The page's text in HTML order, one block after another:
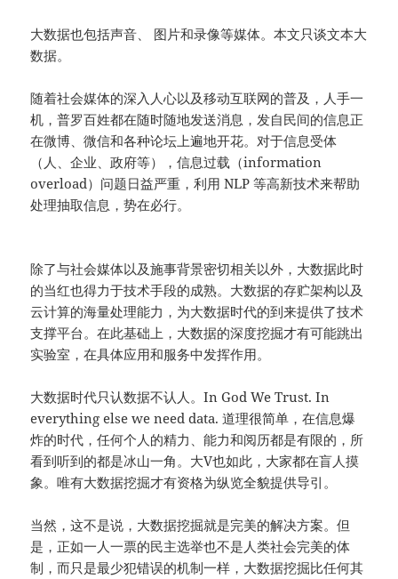
大数据也包括声音、 图片和录像等媒体。本文只谈文本大
数据。
随着社会媒体的深入人心以及移动互联网的普及，人手一
机，普罗百姓都在随时随地发送消息，发自民间的信息正
在微博、微信和各种论坛上遍地开花。对于信息受体
（人、企业、政府等），信息过载（information
overload）问题日益严重，利用 NLP 等高新技术来帮助
处理抽取信息，势在必行。
除了与社会媒体以及施事背景密切相关以外，大数据此时
的当红也得力于技术手段的成熟。大数据的存贮架构以及
云计算的海量处理能力，为大数据时代的到来提供了技术
支撑平台。在此基础上，大数据的深度挖掘才有可能跳出
实验室，在具体应用和服务中发挥作用。
大数据时代只认数据不认人。In God We Trust. In
everything else we need data. 道理很简单，在信息爆
炸的时代，任何个人的精力、能力和阅历都是有限的，所
看到听到的都是冰山一角。大V也如此，大家都在盲人摸
象。唯有大数据挖掘才有资格为纵览全貌提供导引。
当然，这不是说，大数据挖掘就是完美的解决方案。但
是，正如一人一票的民主选举也不是人类社会完美的体
制，而只是最少犯错误的机制一样，大数据挖掘比任何其